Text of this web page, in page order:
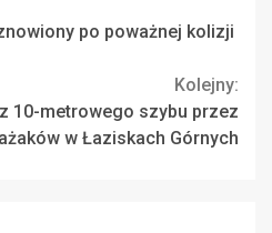
po poważnej kolizji
Kolejny:
10-metrowego szybu przez
w Łaziskach Górnych